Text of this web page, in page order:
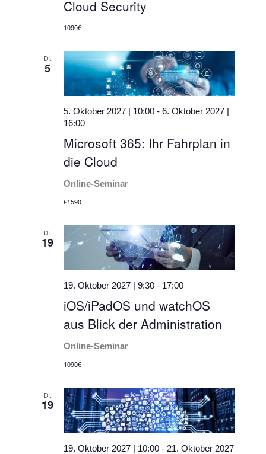
Cloud Security
1090€
DI.
5
Microsoft 365: Ihr Fahrplan in
die Cloud
5. Oktober 2027 | 10:00 -6. Oktober 2027 |
16:00
Online-Seminar
€1590
DI.
19
iOS/iPadOS und watchOS
aus Blick der Administration
19. Oktober 2027 | 9:30 - 17:00
Online-Seminar
1090€
DI.
19
19. Oktober 2027 | 10:00 - 21. Oktober 2027